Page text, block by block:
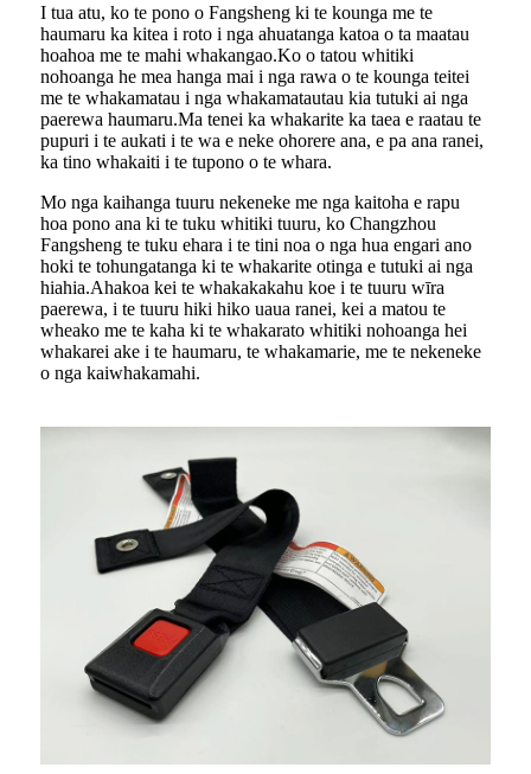
I tua atu, ko te pono o Fangsheng ki te kounga me te
haumaru ka kitea i roto i nga ahuatanga katoa o ta maatau
hoahoa me te mahi whakangao.Ko o tatou whitiki
nohoanga he mea hanga mai i nga rawa o te kounga teitei
me te whakamatau i nga whakamatautau kia tutuki ai nga
paerewa haumaru.Ma tenei ka whakarite ka taea e raatau te
pupuri i te aukati i te wa e neke ohorere ana, e pa ana ranei,
ka tino whakaiti i te tupono o te whara.
Mo nga kaihanga tuuru nekeneke me nga kaitoha e rapu
hoa pono ana ki te tuku whitiki tuuru, ko Changzhou
Fangsheng te tuku ehara i te tini noa o nga hua engari ano
hoki te tohungatanga ki te whakarite otinga e tutuki ai nga
hiahia.Ahakoa kei te whakakakahu koe i te tuuru wīra
paerewa, i te tuuru hiki hiko uaua ranei, kei a matou te
wheako me te kaha ki te whakarato whitiki nohoanga hei
whakarei ake i te haumaru, te whakamarie, me te nekeneke
o nga kaiwhakamahi.